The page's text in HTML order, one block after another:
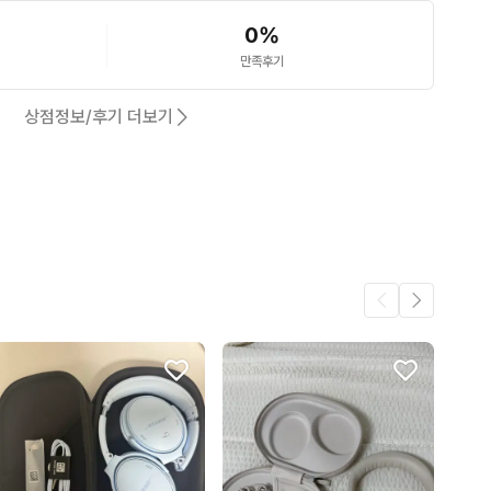
0%
만족후기
상점정보/후기 더보기